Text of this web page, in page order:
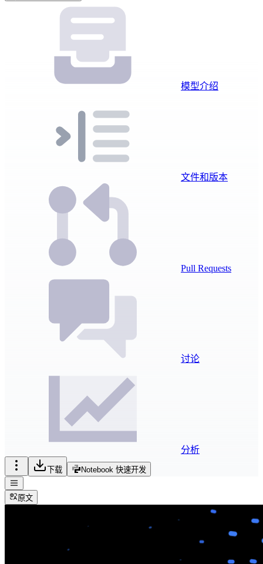
模型介绍
文件和版本
Pull Requests
讨论
分析
下载 Notebook 快速开发
原文